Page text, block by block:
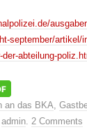
september/artikel/
abteilung-
an das BKA
admin 2 Comments